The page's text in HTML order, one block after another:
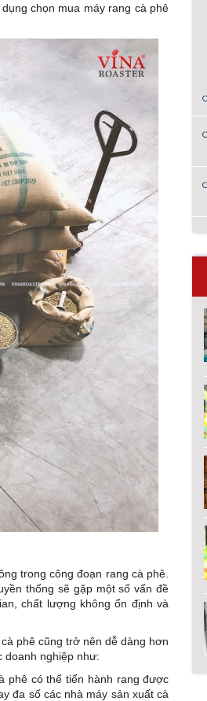
chọn mua máy rang cà phê
trong công đoạn rang cà phê.
thống sẽ gặp một số vấn đề
chất lượng không ổn định và
phê cũng trở nên dễ dàng hơn
doanh nghiệp như:
phê có thể tiến hành rang được
đa số các nhà máy sản xuất cà